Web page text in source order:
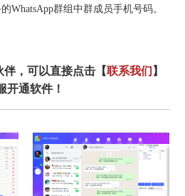
WhatsApp群组中群成员手机号码。
伴，可以直接点击【联系我们 】
开通软件！